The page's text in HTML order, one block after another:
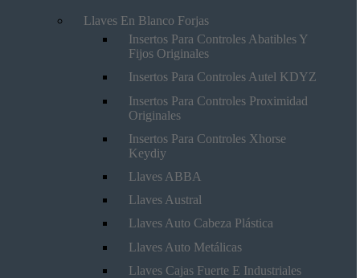
Llaves En Blanco Forjas
Insertos Para Controles Abatibles Y
Fijos Originales
Insertos Para Controles Autel KDYZ
Insertos Para Controles Proximidad
Originales
Insertos Para Controles Xhorse
Keydiy
Llaves ABBA
Llaves Austral
Llaves Auto Cabeza Plástica
Llaves Auto Metálicas
Llaves Cajas Fuerte E Industriales